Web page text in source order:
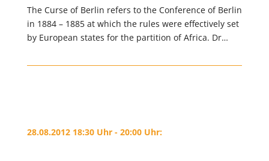
The Curse of Berlin refers to the Conference of Berlin
in 1884 – 1885 at which the rules were effectively set
by European states for the partition of Africa. Dr…
28.08.2012 18:30 Uhr - 20:00 Uhr: